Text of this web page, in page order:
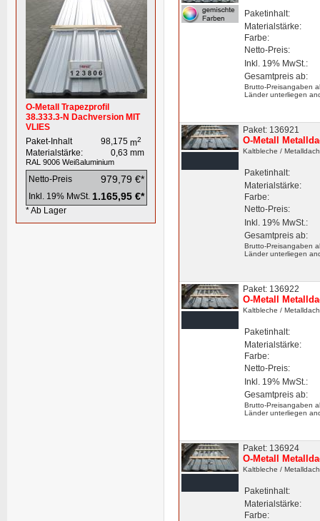
O-Metall Trapezprofil
38.333.3-N Dachversion MIT
VLIES
Paket-Inhalt
98,175 m2
Materialstärke: 0,63 mm
RAL 9006 Weißaluminium
Netto-Preis 979,79 €*
Inkl. 19% MwSt. 1.165,95 €*
* Ab Lager
Paketinhalt:
Materialstärke:
Farbe:
Netto-Preis:
Inkl. 19% MwSt.:
Gesamtpreis ab:
Brutto-Preisangaben
Länder unterliegen
Paket: 136921
O-Metall
Kaltbleche /
Paketinhalt:
Materialstärke:
Farbe:
Netto-Preis:
Inkl. 19% MwSt.:
Gesamtpreis ab:
Brutto-Preisangaben
Länder unterliegen
Paket: 136922
O-Metall
Kaltbleche /
Paketinhalt:
Materialstärke:
Farbe:
Netto-Preis:
Inkl. 19% MwSt.:
Gesamtpreis ab:
Brutto-Preisangaben
Länder unterliegen
Paket: 136924
O-Metall
Kaltbleche /
Paketinhalt:
Materialstärke:
Farbe: